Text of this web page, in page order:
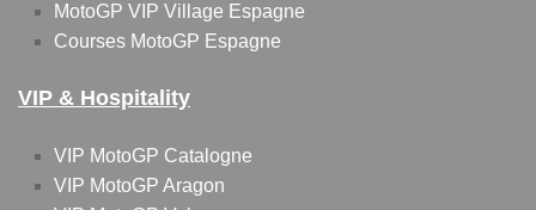
MotoGP VIP Village Espagne
Courses MotoGP Espagne
VIP & Hospitality
VIP MotoGP Catalogne
VIP MotoGP Aragon